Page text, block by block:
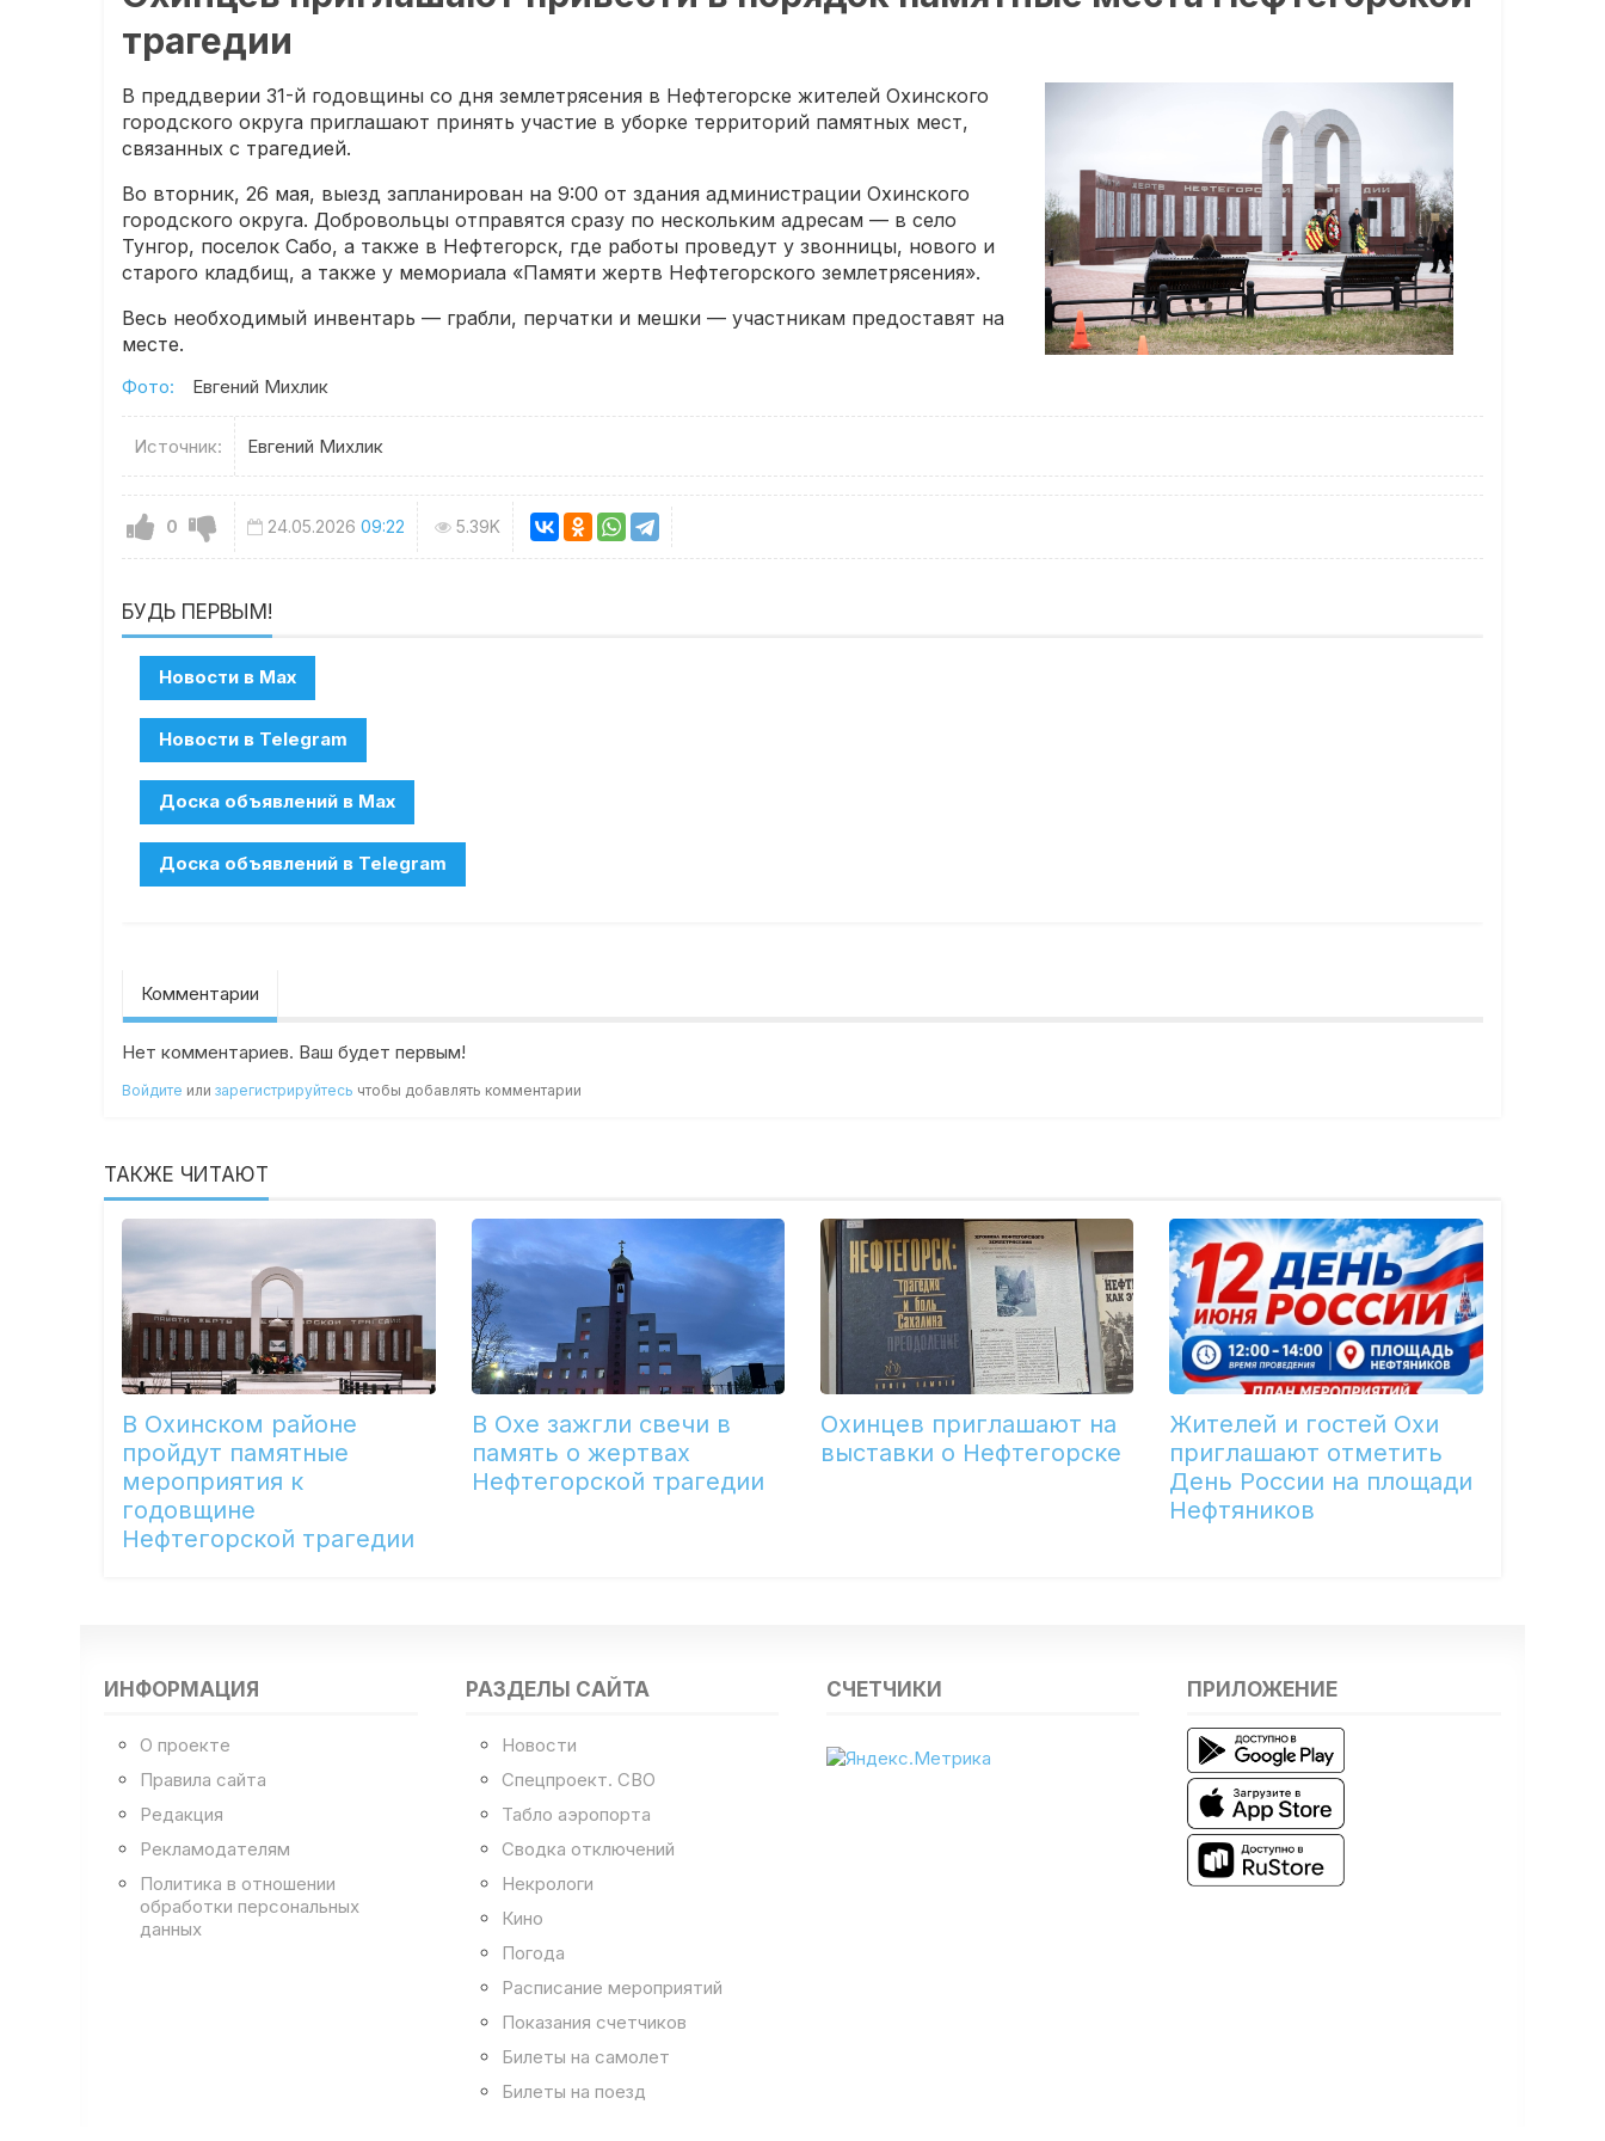
трагедии
В преддверии 31-й годовщины со дня землетрясения в Нефтегорске жителей Охинского
городского округа приглашают принять участие в уборке территорий памятных мест,
связанных с трагедией.
Во вторник, 26 мая, выезд запланирован на 9:00 от здания администрации Охинского
городского округа. Добровольцы отправятся сразу по нескольким адресам — в село
Тунгор, поселок Сабо, а также в Нефтегорск, где работы проведут у звонницы, нового и
старого кладбищ, а также у мемориала «Памяти жертв Нефтегорского землетрясения».
Весь необходимый инвентарь — грабли, перчатки и мешки — участникам предоставят на
месте.
Фото: Евгений Михлик
Источник: Евгений Михлик
0 24.05.2026 09:22 5.39K
БУДЬ ПЕРВЫМ!
Комментарии
Нет комментариев. Ваш будет первым!
Войдите илизарегистрируйтесь чтобы добавлять комментарии
ТАКЖЕ ЧИТАЮТ
В Охинском районе
пройдут памятные
мероприятия к
годовщине
Нефтегорской трагедии
В Охе зажгли свечи в
память о жертвах
Нефтегорской трагедии
Охинцев приглашают на
выставки о Нефтегорске
Жителей и гостей Охи
приглашают отметить
День России на площади
Нефтяников
ИНФОРМАЦИЯ
О проекте
Правила сайта
Редакция
Рекламодателям
Политика в отношении
обработки персональных
данных
РАЗДЕЛЫ САЙТА
Новости
Спецпроект. СВО
Табло аэропорта
Сводка отключений
Некрологи
Кино
Погода
Расписание мероприятий
Показания счетчиков
Билеты на самолет
Билеты на поезд
СЧЕТЧИКИ ПРИЛОЖЕНИЕ